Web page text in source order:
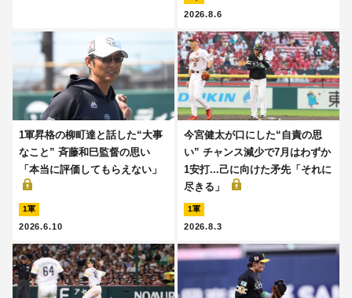
2026.8.6
1軍昇格の柳町達と話した“大事
なこと” 斉藤和巳監督の思い
「本当に評価してもらえない」
1軍
2026.6.10
今宮健太が口にした“自責の思
い” チャンス減少で7月はわずか
1安打...己に向けた矛先「それに
尽きる」
1軍
2026.8.3